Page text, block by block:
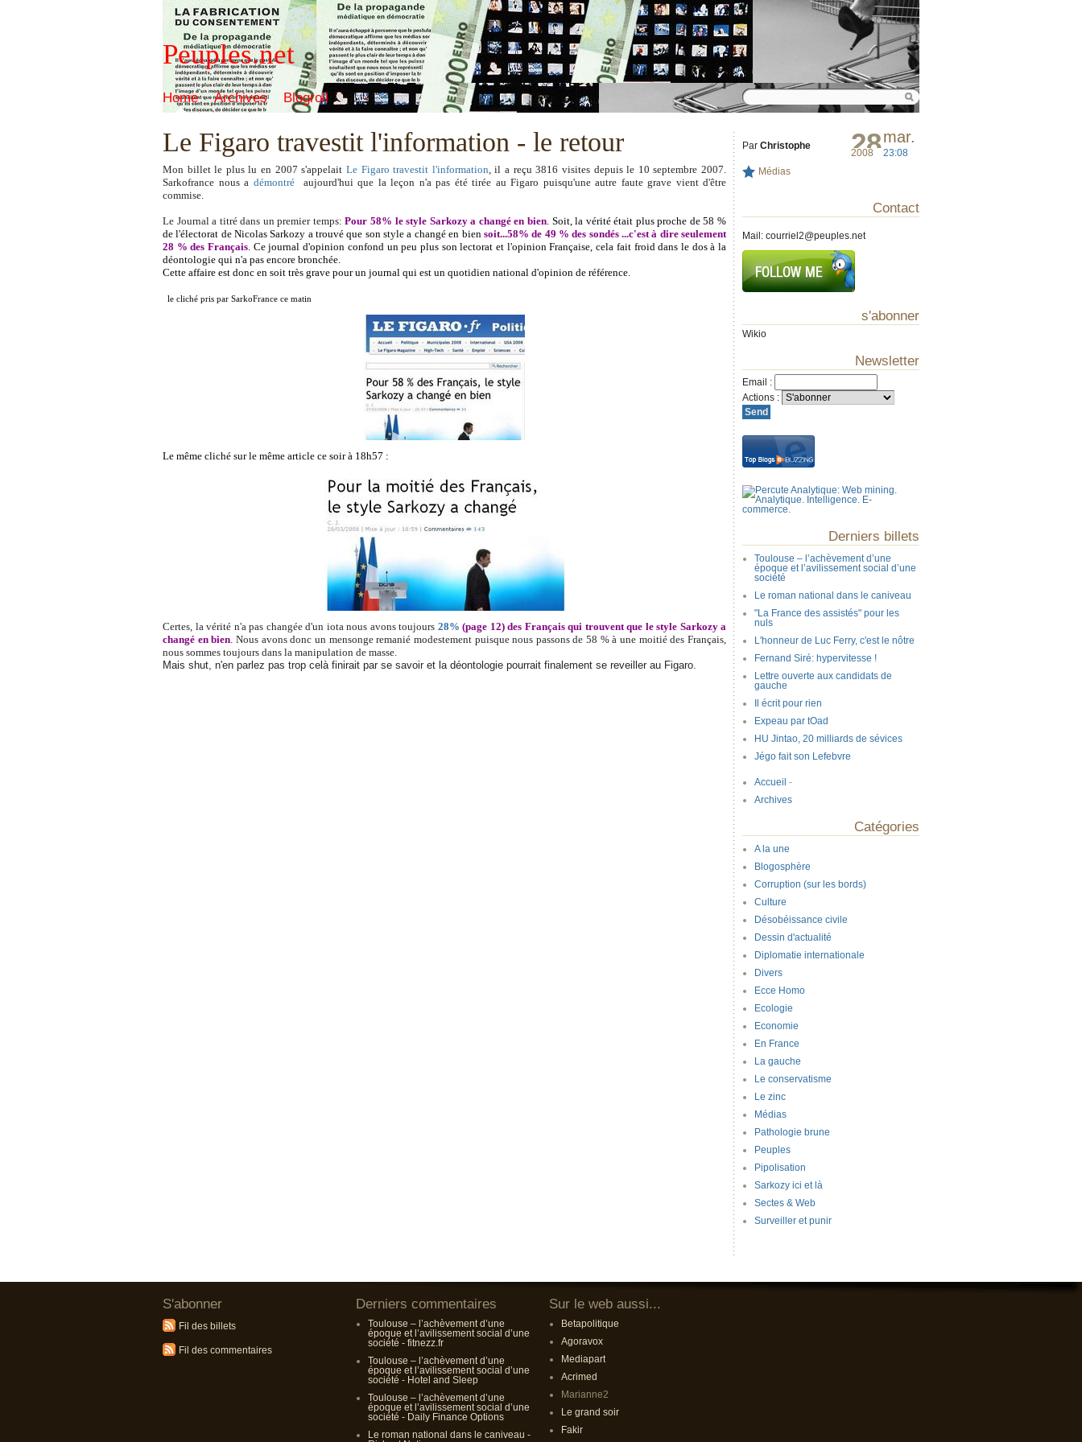
Peuples.net
Home Archives Blogroll
Le Figaro travestit l'information - le retour 28mar.
2008 23:08
Par Christophe
Médias
Mon billet le plus lu en 2007 s'appelait Le Figaro travestit l'information, il a reçu 3816 visites depuis le 10 septembre 2007.
Sarkofrance nous a démontré
aujourd'hui que la leçon n'a pas été tirée au Figaro puisqu'une autre faute grave vient d'être
commise.
Le Journal a titré dans un premier temps:Pour 58% le style Sarkozy a changé en bien. Soit, la vérité était plus proche de 58 %
de l'électorat de Nicolas Sarkozy a trouvé que son style a changé en bien soit...58% de 49 % des sondés ...c'est à dire seulement
28 % des Français. Ce journal d'opinion confond un peu plus son lectorat et l'opinion Française, cela fait froid dans le dos à la
déontologie qui n'a pas encore bronchée.
Cette affaire est donc en soit très grave pour un journal qui est un quotidien national d'opinion de référence.
le cliché pris par SarkoFrance ce matin
Le même cliché sur le même article ce soir à 18h57 :
Certes, la vérité n'a pas changée d'un iota nous avons toujours 28% (page 12) des Français qui trouvent que le style Sarkozy a
changé en bien. Nous avons donc un mensonge remanié modestement puisque nous passons de 58 % à une moitié des Français,
nous sommes toujours dans la manipulation de masse.
Mais shut, n'en parlez pas trop celà finirait par se savoir et la déontologie pourrait finalement se reveiller au Figaro.
Contact
Mail: courriel2@peuples.net
s'abonner
Wikio
Newsletter
Email :
Actions :
Derniers billets
Toulouse – l’achèvement d’une
époque et l’avilissement social d’une
société
Le roman national dans le caniveau
"La France des assistés" pour les
nuls
L'honneur de Luc Ferry, c'est le nôtre
Fernand Siré: hypervitesse !
Lettre ouverte aux candidats de
gauche
Il écrit pour rien
Expeau par tOad
HU Jintao, 20 milliards de sévices
Jégo fait son Lefebvre
Accueil -
Archives
Catégories
A la une
Blogosphère
Corruption (sur les bords)
Culture
Désobéissance civile
Dessin d'actualité
Diplomatie internationale
Divers
Ecce Homo
Ecologie
Economie
En France
La gauche
Le conservatisme
Le zinc
Médias
Pathologie brune
Peuples
Pipolisation
Sarkozy ici et là
Sectes & Web
Surveiller et punir
S'abonner
Fil des billets
Fil des commentaires
Derniers commentaires
Toulouse – l’achèvement d’une
époque et l’avilissement social d’une
société - fitnezz.fr
Toulouse – l’achèvement d’une
époque et l’avilissement social d’une
société - Hotel and Sleep
Toulouse – l’achèvement d’une
époque et l’avilissement social d’une
société - Daily Finance Options
Le roman national dans le caniveau -
Sur le web aussi...
Betapolitique
Agoravox
Mediapart
Acrimed
Marianne2
Le grand soir
Fakir